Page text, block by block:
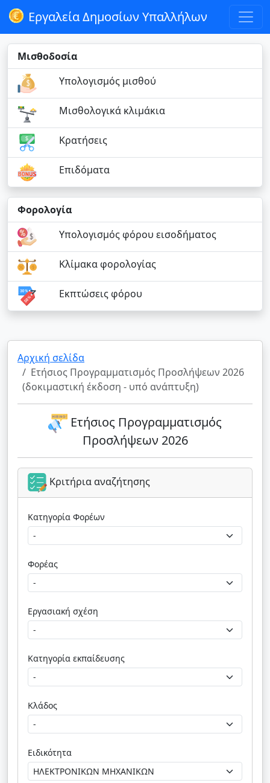
Εργαλεία Δημοσίων Υπαλλήλων
Μισθοδοσία
Υπολογισμός μισθού
Μισθολογικά κλιμάκια
Κρατήσεις
Επιδόματα
Φορολογία
Υπολογισμός φόρου εισοδήματος
Κλίμακα φορολογίας
Εκπτώσεις φόρου
Αρχική σελίδα
Ετήσιος Προγραμματισμός Προσλήψεων 2026
(δοκιμαστική έκδοση - υπό ανάπτυξη)
Ετήσιος Προγραμματισμός
Προσλήψεων 2026
Κριτήρια αναζήτησης
Κατηγορία Φορέων
Φορέας
Εργασιακή σχέση
Κατηγορία εκπαίδευσης
Κλάδος
Ειδικότητα